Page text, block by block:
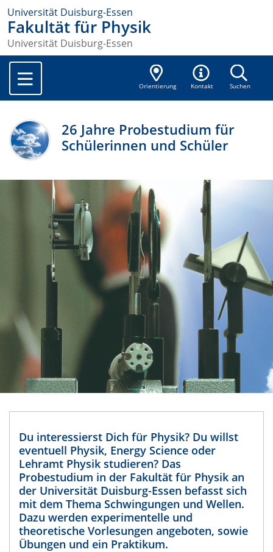
Universität Duisburg-Essen
Fakultät für Physik
Universität Duisburg-Essen
Orientierung Kontakt Suchen
26 Jahre Probestudium für
Schülerinnen und Schüler
Du interessierst Dich für Physik? Du willst
eventuell Physik, Energy Science oder
Lehramt Physik studieren? Das
Probestudium in der Fakultät für Physik an
der Universität Duisburg-Essen befasst sich
mit dem Thema Schwingungen und Wellen.
Dazu werden experimentelle und
theoretische Vorlesungen angeboten, sowie
Übungen und ein Praktikum.